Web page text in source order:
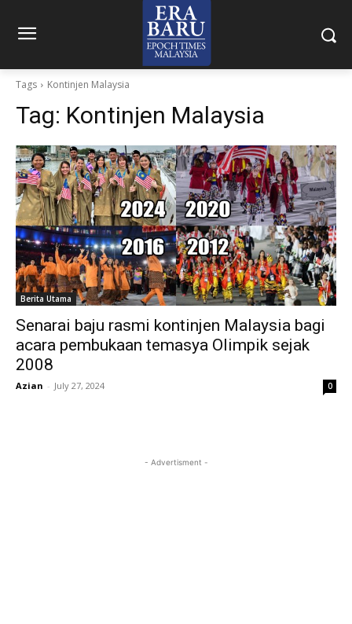
Tags Kontinjen Malaysia
Tag: Kontinjen Malaysia
Berita Utama
Senarai baju rasmi kontinjen Malaysia bagi
acara pembukaan temasya Olimpik sejak
2008
Azian - July 27, 2024 0
- Advertisment -